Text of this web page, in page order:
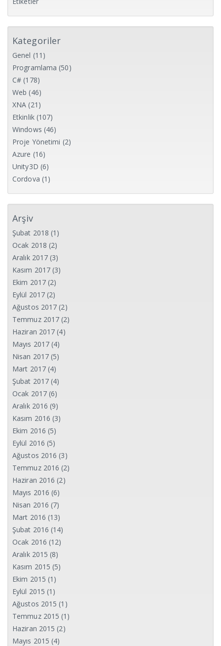
Kategoriler
Genel (11)
Programlama (50)
C# (178)
Web (46)
XNA (21)
Etkinlik (107)
Windows (46)
Proje Yönetimi (2)
Azure (16)
Unity3D (6)
Cordova (1)
Arşiv
Şubat 2018 (1)
Ocak 2018 (2)
Aralık 2017 (3)
Kasım 2017 (3)
Ekim 2017 (2)
Eylül 2017 (2)
Ağustos 2017 (2)
Temmuz 2017 (2)
Haziran 2017 (4)
Mayıs 2017 (4)
Nisan 2017 (5)
Mart 2017 (4)
Şubat 2017 (4)
Ocak 2017 (6)
Aralık 2016 (9)
Kasım 2016 (3)
Ekim 2016 (5)
Eylül 2016 (5)
Ağustos 2016 (3)
Temmuz 2016 (2)
Haziran 2016 (2)
Mayıs 2016 (6)
Nisan 2016 (7)
Mart 2016 (13)
Şubat 2016 (14)
Ocak 2016 (12)
Aralık 2015 (8)
Kasım 2015 (5)
Ekim 2015 (1)
Eylül 2015 (1)
Ağustos 2015 (1)
Temmuz 2015 (1)
Haziran 2015 (2)
Mayıs 2015 (4)